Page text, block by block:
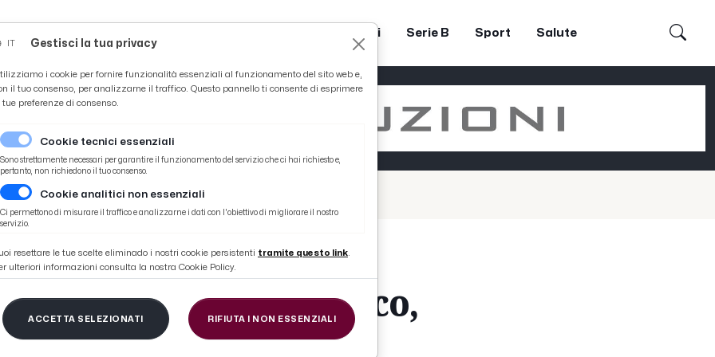
Coppa Teodori Serie B Sport Salute
iscrizioni entro il 1° Agosto
trasporto scolastico,
il 1° Agosto
Gestisci la tua privacy
i cookie per fornire funzionalità essenziali al funzionamento del sito web e,
il tuo consenso, per analizzarne il traffico. Questo pannello ti consente di esprimere
tue preferenze di consenso.
Cookie tecnici essenziali
Sono strettamente necessari per garantire il funzionamento del servizio che ci hai richiesto e,
pertanto, non richiedono il tuo consenso.
Cookie analitici non essenziali
Ci permettono di misurare il traffico e analizzarne i dati con l'obiettivo di migliorare il nostro
servizio.
resettare le tue scelte eliminado i nostri cookie persistenti tramite questo link.
ulteriori informazioni consulta la nostra Cookie Policy.
ACCETTA SELEZIONATI RIFIUTA I NON ESSENZIALI